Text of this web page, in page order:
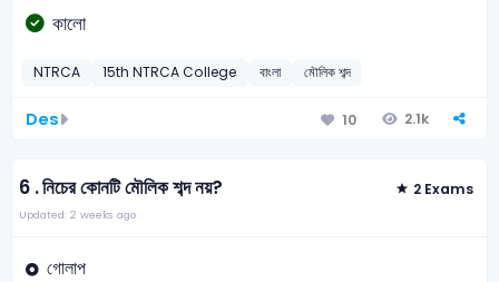
কালো
NTRCA 15th NTRCA College বাংলা মৌলিক শব্দ
Des 10 2.1k
6 .নিচের কোনটি মৌলিক শব্দ নয়? 2 Exams
Updated: 2 weeks ago
গোলাপ